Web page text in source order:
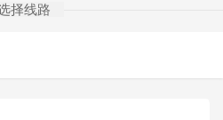
择线路